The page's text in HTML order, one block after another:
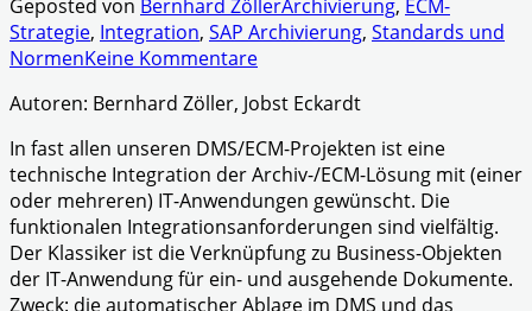
Geposted von Bernhard ZöllerArchivierung, ECM-
Strategie, Integration, SAP Archivierung, Standards und
NormenKeine Kommentare
Autoren: Bernhard Zöller, Jobst Eckardt
In fast allen unseren DMS/ECM-Projekten ist eine
technische Integration der Archiv-/ECM-Lösung mit (einer
oder mehreren) IT-Anwendungen gewünscht. Die
funktionalen Integrationsanforderungen sind vielfältig.
Der Klassiker ist die Verknüpfung zu Business-Objekten
der IT-Anwendung für ein- und ausgehende Dokumente.
Zweck: die automatischer Ablage im DMS und das